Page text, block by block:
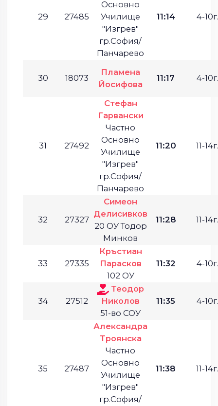
29 27485
Основно
Училище
"Изгрев"
гр.София/
Панчарево
11:14 4-10г.
30 18073
Пламена
Йосифова
11:17 4-10г.
31 27492
Стефан
Гарвански
Частно
Основно
Училище
"Изгрев"
гр.София/
Панчарево
11:20 11-14г.
32 27327
Симеон
Делисивков
20 ОУ Тодор
Минков
11:28 11-14г.
33 27335
Кръстиан
Парасков
102 ОУ
11:32 4-10г.
34 27512
Теодор
Николов
51-во СОУ
11:35 4-10г.
35 27487
Александра
Троянска
Частно
Основно
Училище
"Изгрев"
гр.София/
11:38 11-14г.